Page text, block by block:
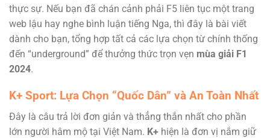
thực sự. Nếu bạn đã chán cảnh phải F5 liên tục một trang
web lậu hay nghe bình luận tiếng Nga, thì đây là bài viết
dành cho bạn, tổng hợp tất cả các lựa chọn từ chính thống
đến “underground” để thưởng thức trọn vẹn mùa giải F1
2024.
K+ Sport: Lựa Chọn “Quốc Dân” và An Toàn Nhất
Đây là câu trả lời đơn giản và thẳng thắn nhất cho phần
lớn người hâm mộ tại Việt Nam. K+ hiện là đơn vị nắm giữ